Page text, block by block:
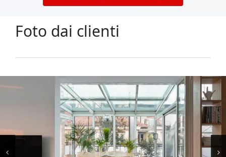
Foto dai clienti